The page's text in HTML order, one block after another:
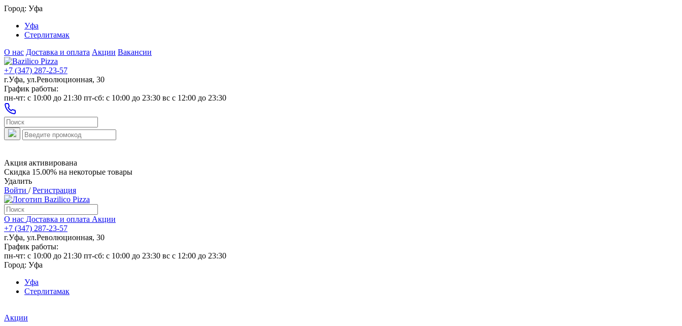
Город: Уфа
Уфа
Стерлитамак
О нас Доставка и оплата Акции Вакансии
+7 (347) 287-23-57
г.Уфа, ул.Революционная, 30
График работы:
пн-чт: c 10:00 до 21:30 пт-сб: c 10:00 до 23:30 вс с 12:00 до 23:30
Акция активирована
Скидка 15.00% на некоторые товары
Удалить
Войти /Регистрация
О нас Доставка и оплата Акции
+7 (347) 287-23-57
г.Уфа, ул.Революционная, 30
График работы:
пн-чт: c 10:00 до 21:30 пт-сб: c 10:00 до 23:30 вс с 12:00 до 23:30
Город: Уфа
Уфа
Стерлитамак
Акции